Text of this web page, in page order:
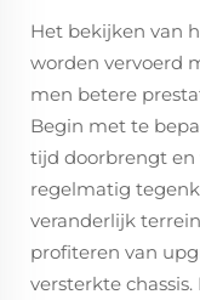
Het bekijken van
worden vervoerd
men betere
Begin met te
tijd doorbrengt
regelmatig
veranderlijk
profiteren van
versterkte